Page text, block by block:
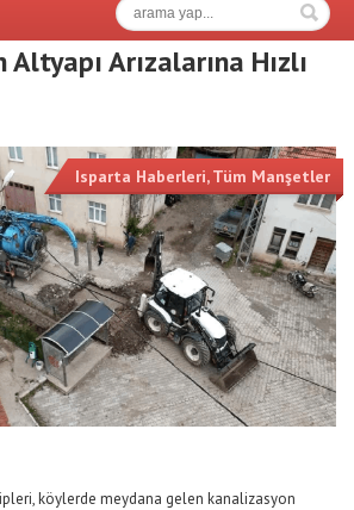
Arızalarına Hızlı
Isparta Haberleri,Tüm Manşetler
köylerde meydana gelen kanalizasyon